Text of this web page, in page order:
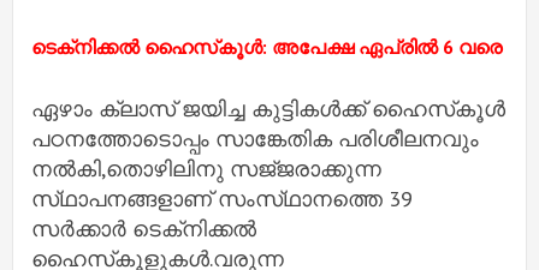
ടെക്‌നിക്കൽ ഹൈസ്‌കൂൾ: അപേക്ഷ ഏപ്രിൽ 6 വരെ
ഏഴാം ക്ലാസ് ജയിച്ച കുട്ടികൾക്ക് ഹൈസ്‌കൂൾ
പഠനത്തോടൊപ്പം സാങ്കേതിക പരിശീലനവും
നൽകി,തൊഴിലിനു സജ്‌ജരാക്കുന്ന
സ്‌ഥാപനങ്ങളാണ് സംസ്‌ഥാനത്തെ 39
സർക്കാർ ടെക്‌നിക്കൽ
ഹൈസ്‌കൂളുകൾ.വരുന്ന